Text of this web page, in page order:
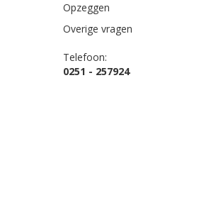
Opzeggen
Overige vragen
Telefoon:
0251 - 257924